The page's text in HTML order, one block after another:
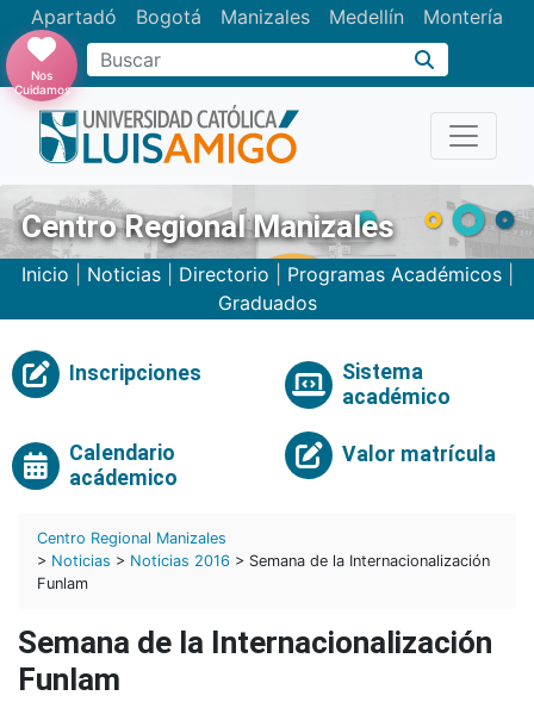
Apartadó Bogotá Manizales Medellín Montería
Nos
Cuidamos
Centro Regional Manizales
Inicio Noticias| Directorio Programas Académicos|
Graduados
Inscripciones
Sistema
académico
Calendario
acádemico
Valor matrícula
Centro Regional Manizales
> Noticias > Noticias 2016 > Semana de la Internacionalización
Funlam
Semana de la Internacionalización
Funlam